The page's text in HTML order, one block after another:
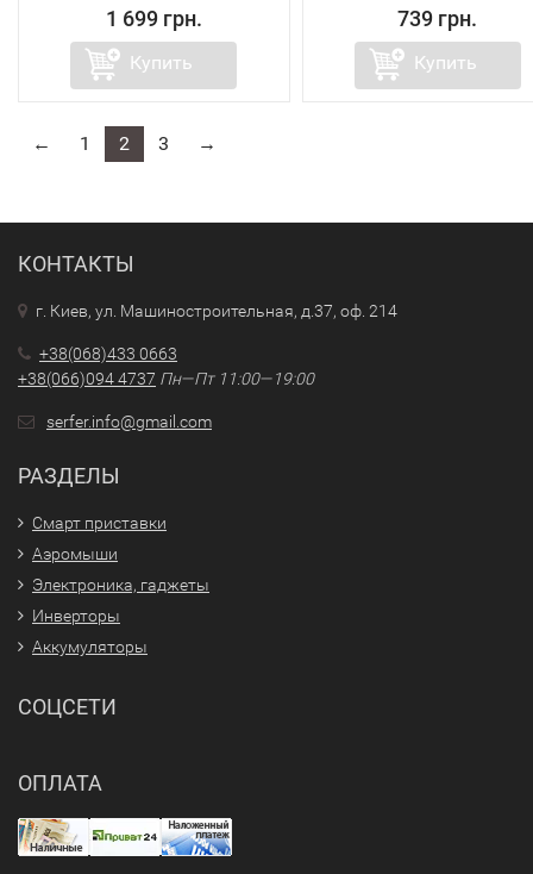
1 699 грн.
Купить
739 грн.
Купить
← 1 2 3 →
КОНТАКТЫ
г. Киев, ул. Машиностроительная, д.37, оф. 214
+38(068)433 0663
+38(066)094 4737 Пн—Пт 11:00—19:00
serfer.info@gmail.com
РАЗДЕЛЫ
Смарт приставки
Аэромыши
Электроника, гаджеты
Инверторы
Аккумуляторы
СОЦСЕТИ
ОПЛАТА